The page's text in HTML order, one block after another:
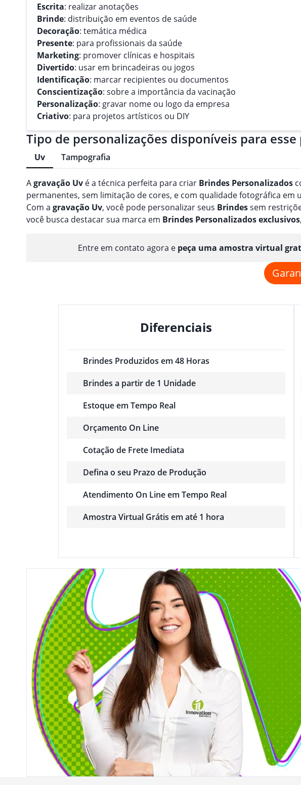
Escrita: realizar anotações
Brinde: distribuição em eventos de saúde
Decoração: temática médica
Presente: para profissionais da saúde
Marketing: promover clínicas e hospitais
Divertido: usar em brincadeiras ou jogos
Identificação: marcar recipientes ou documentos
Conscientização: sobre a importância da vacinação
Personalização: gravar nome ou logo da empresa
Criativo: para projetos artísticos ou DIY
Tipo de personalizações disponíveis para
Uv Tampografia
Agravação Uv é a técnica perfeita para criar Brindes Personalizados
permanentes, sem limitação de cores, e com qualidade fotográfica
Com a gravação Uv, você pode personalizar seus Brindessem
você busca destacar sua marca em Brindes Personalizadosexclusivos
Entre em contato agora e peça uma amostra virtual
Diferenciais
Brindes Produzidos em 48 Horas
Brindes a partir de 1 Unidade
Estoque em Tempo Real
Orçamento On Line
Cotação de Frete Imediata
Defina o seu Prazo de Produção
Atendimento On Line em Tempo Real
Amostra Virtual Grátis em até 1 hora